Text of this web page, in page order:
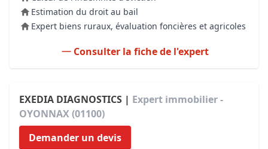
Estimation du droit au bail
Expert biens ruraux, évaluation foncières et agricoles
Consulter la fiche de l'expert
EXEDIA DIAGNOSTICS | Expert immobilier -
OYONNAX (01100)
Demander un devis